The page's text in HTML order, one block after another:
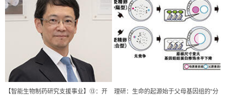
【智能生物制药研究支援事业】⑬：开
理研：生命的起源始于父母基因组的“分